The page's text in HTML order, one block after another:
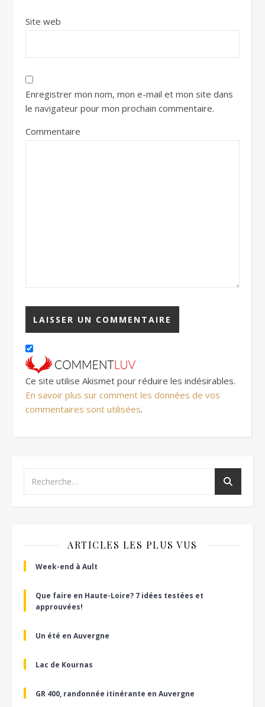
Site web
Enregistrer mon nom, mon e-mail et mon site dans
le navigateur pour mon prochain commentaire.
Commentaire
Ce site utilise Akismet pour réduire les indésirables.
En savoir plus sur comment les données de vos
commentaires sont utilisées.
ARTICLES LES PLUS VUS
Week-end à Ault
Que faire en Haute-Loire? 7 idées testées et
approuvées!
Un été en Auvergne
Lac de Kournas
GR 400, randonnée itinérante en Auvergne